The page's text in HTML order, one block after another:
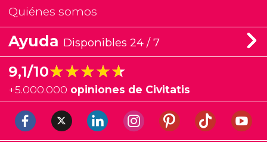
Quiénes somos
Ayuda Disponibles 24 / 7
9,1/10★★★★★
★★★★★
+5.000.000 opiniones de Civitatis